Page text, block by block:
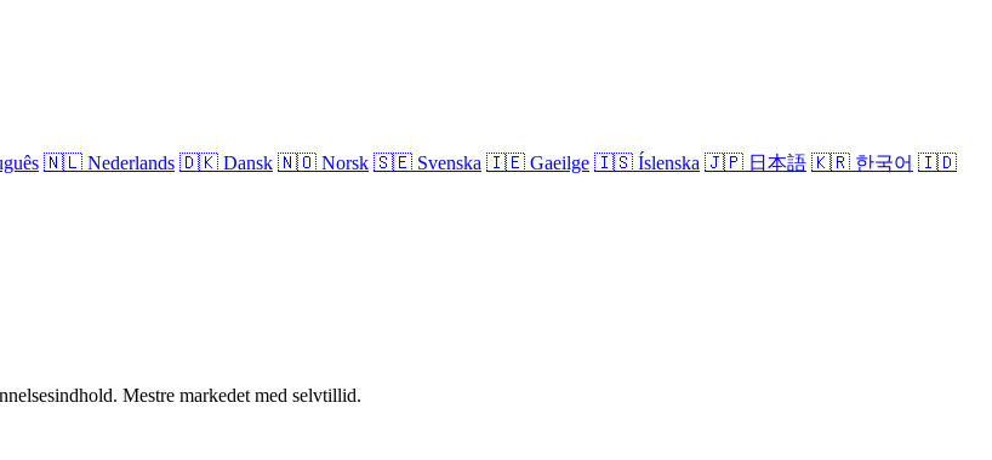
🇳🇱 Nederlands 🇩🇰 Dansk 🇳🇴 Norsk 🇸🇪 Svenska 🇮🇪 Gaeilge 🇮🇸 Íslenska 🇯🇵 日本語 🇰🇷 한국어 🇮🇩
Mestre markedet med selvtillid.